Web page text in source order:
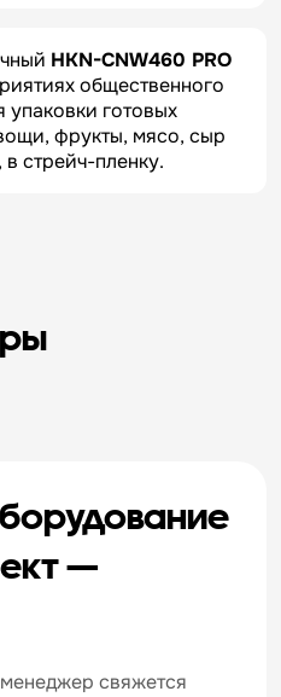
HKN-CNW460 PRO
общественного
упаковки готовых
фрукты, мясо, сыр
стрейч-пленку.
—
свяжется